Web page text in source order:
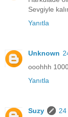
Sevgiyle
Yanıtla
Unknown
ooohhh
Yanıtla
Suzy